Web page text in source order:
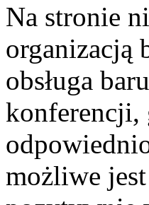
Na stronie
organizacją
obsługa
konferencji,
możliwe